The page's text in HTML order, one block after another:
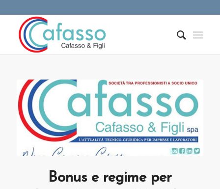
Bonus e regime per